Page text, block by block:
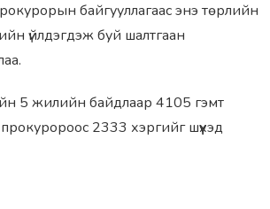
байгууллагаас энэ төрлийн
үйлдэгдэж буй шалтгаан
5 жилийн байдлаар 4105 гэмт
2333 хэргийг шүүхэд